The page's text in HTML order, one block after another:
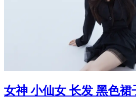
女神 小仙女 长发 黑色裙